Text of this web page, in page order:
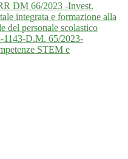
DM 66/2023 -Invest.
integrata e formazione alla
del personale scolastico
D.M. 65/2023-
STEM e